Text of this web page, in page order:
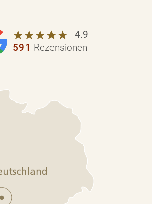
☆☆☆☆☆
★★★★★
4.9
591 Rezensionen